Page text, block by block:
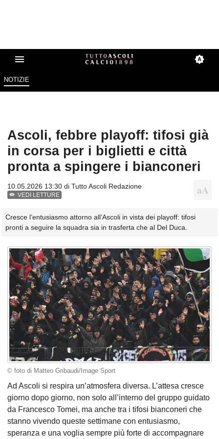
NOTIZIE
Ascoli, febbre playoff: tifosi già
in corsa per i biglietti e città
pronta a spingere i bianconeri
10.05.2026 13:30 di Tutto Ascoli Redazione
VEDI LETTURE
Cresce l’entusiasmo attorno all’Ascoli in vista dei playoff: tifosi
pronti a seguire la squadra sia in trasferta che al Del Duca.
© foto di Matteo Gribaudi/Image Sport
Ad Ascoli si respira un’atmosfera diversa. L’attesa cresce
giorno dopo giorno, non solo all’interno del gruppo guidato
da Francesco Tomei, ma anche tra i tifosi bianconeri che
stanno vivendo queste settimane con entusiasmo,
speranza e una voglia sempre più forte di accompagnare